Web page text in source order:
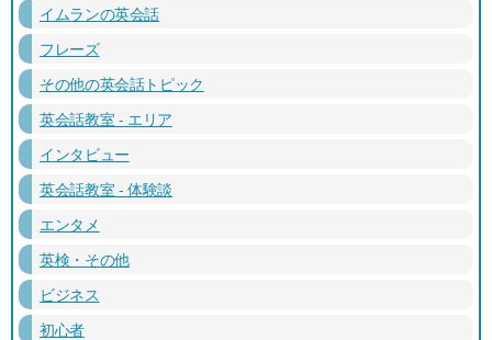
イムランの英会話
フレーズ
その他の英会話トピック
英会話教室 - エリア
インタビュー
英会話教室 - 体験談
エンタメ
英検・その他
ビジネス
初心者